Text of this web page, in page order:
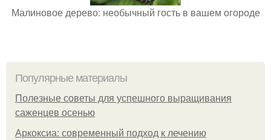
Малиновое дерево: необычный гость в вашем огороде
Популярные материалы
Полезные советы для успешного выращивания
саженцев осенью
Аркоксиа: современный подход к лечению